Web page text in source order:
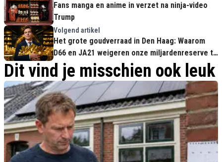
Fans manga en anime in verzet na ninja-video
Trump
Volgend artikel
Het grote goudverraad in Den Haag: Waarom
D66 en JA21 weigeren onze miljardenreserve te
beschermen tegen Washington
Dit vind je misschien ook leuk